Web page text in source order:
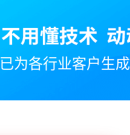
已为各行业客户生成